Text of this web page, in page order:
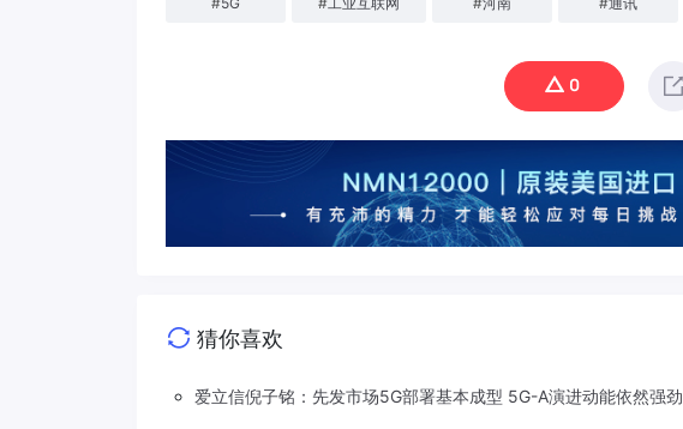
0
猜你喜欢
爱立信倪子铭：先发市场5G部署基本成型 5G-A演进动能依然强劲